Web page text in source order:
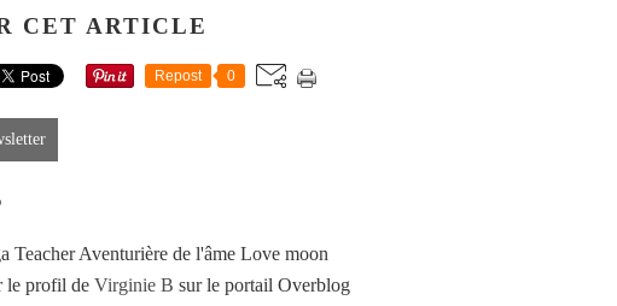
CET ARTICLE
Repost 0
Teacher Aventurière de l'âme Love moon
le profil de Virginie B sur le portail Overblog